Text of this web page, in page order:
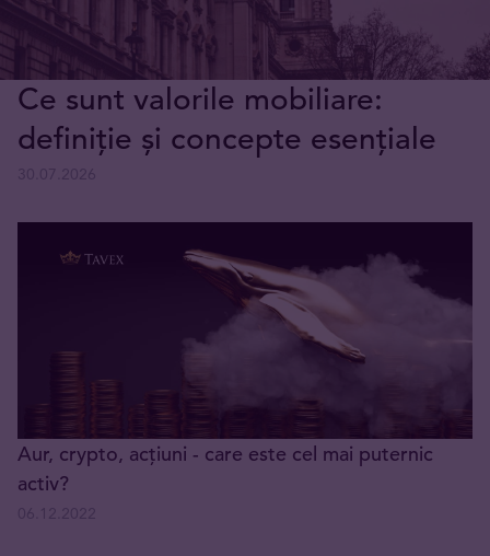
Ce sunt valorile mobiliare:
definiție și concepte esențiale
Aur, crypto, acțiuni - care este cel mai puternic
activ?